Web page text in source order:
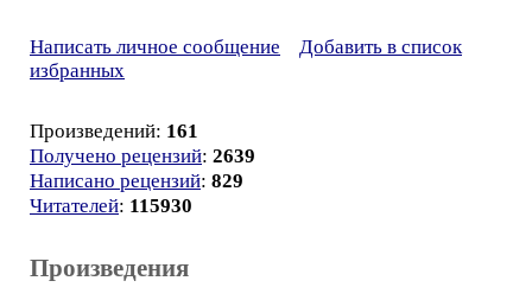
Написать личное сообщение
Добавить в список
избранных
Произведений: 161
Получено рецензий: 2639
Написано рецензий: 829
Читателей: 115930
Произведения